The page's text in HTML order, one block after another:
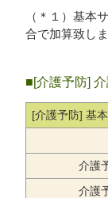
（＊１）基本
合で加算致しま
■[介護予防]
[介護予防] 基
介護
介護